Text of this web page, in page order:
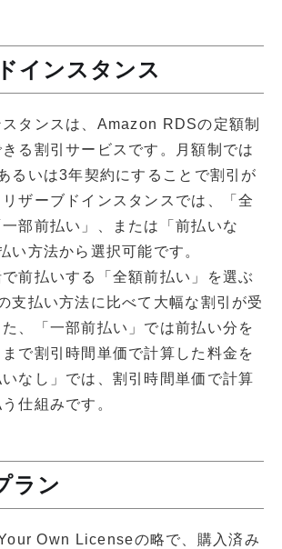
インスタンス
タンスは、Amazon RDSの定額制
る割引サービスです。月額制では
るいは3年契約にすることで割引が
ザーブドインスタンスでは、「全
部前払い」、または「前払いな
い方法から選択可能です。
前払いする「全額前払い」を選ぶ
支払い方法に比べて大幅な割引が受
、「一部前払い」では前払い分を
で割引時間単価で計算した料金を
なし」では、割引時間単価で計算
仕組みです。
ラン
Own Licenseの略で、購入済み